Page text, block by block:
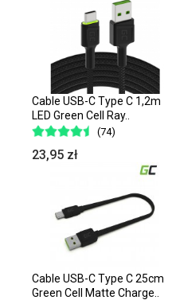
Cable USB-C Type C 1,2m
LED Green Cell Ray..
(74)
23,95 zł
Cable USB-C Type C 25cm
Green Cell Matte Charge..